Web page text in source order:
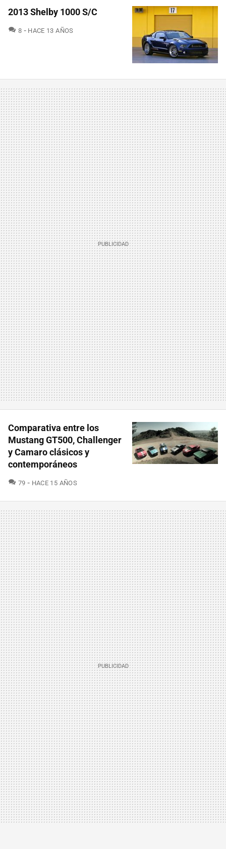
2013 Shelby 1000 S/C
8 COMENTARIOS
HACE 13 AÑOS
Comparativa entre los
Mustang GT500, Challenger
y Camaro clásicos y
contemporáneos
79 COMENTARIOS
HACE 15 AÑOS